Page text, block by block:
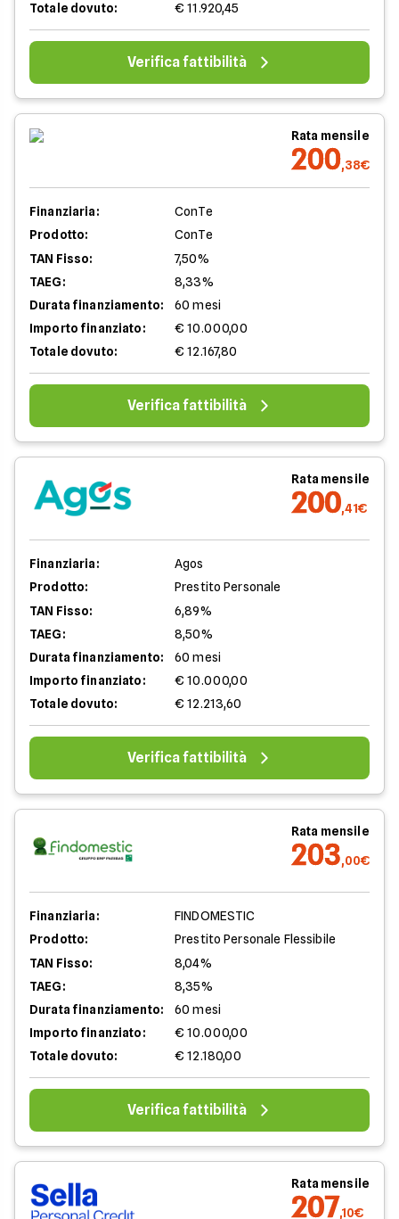
Totale dovuto:
€ 11.920,45
Verifica fattibilità
Rata mensile
200,38€
Finanziaria:
ConTe
Prodotto:
ConTe
TAN Fisso:
7,50%
TAEG:
8,33%
Durata finanziamento:
60 mesi
Importo finanziato:
€ 10.000,00
Totale dovuto:
€ 12.167,80
Verifica fattibilità
Rata mensile
200,41€
Finanziaria:
Agos
Prodotto:
Prestito Personale
TAN Fisso:
6,89%
TAEG:
8,50%
Durata finanziamento:
60 mesi
Importo finanziato:
€ 10.000,00
Totale dovuto:
€ 12.213,60
Verifica fattibilità
Rata mensile
203,00€
Finanziaria:
FINDOMESTIC
Prodotto:
Prestito Personale Flessibile
TAN Fisso:
8,04%
TAEG:
8,35%
Durata finanziamento:
60 mesi
Importo finanziato:
€ 10.000,00
Totale dovuto:
€ 12.180,00
Verifica fattibilità
Rata mensile
207,10€